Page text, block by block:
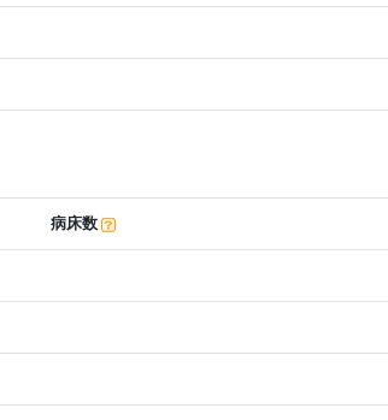
病床数